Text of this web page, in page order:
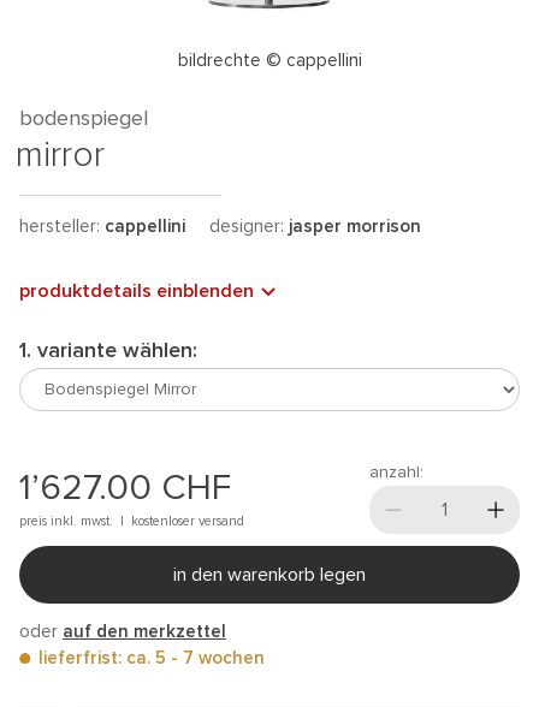
bildrechte © cappellini
bodenspiegel
mirror
hersteller: cappellini designer: jasper morrison
produktdetails einblenden
1. variante wählen:
1’627.00 CHF
preis inkl. mwst. | kostenloser versand
anzahl:
in den warenkorb legen
oder auf den merkzettel
lieferfrist: ca. 5 - 7 wochen